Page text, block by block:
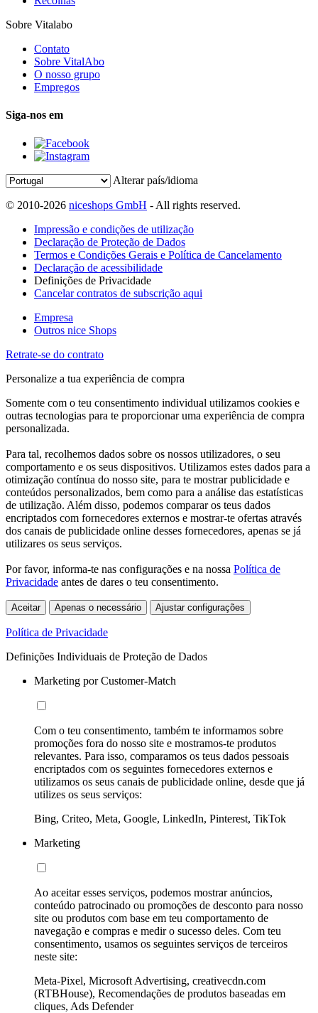
Sobre Vitalabo
Contato
Sobre VitalAbo
O nosso grupo
Empregos
Siga-nos em
Alterar país/idioma
© 2010-2026 niceshops GmbH - All rights reserved.
Impressão e condições de utilização
Declaração de Proteção de Dados
Termos e Condições Gerais e Política de Cancelamento
Declaração de acessibilidade
Definições de Privacidade
Cancelar contratos de subscrição aqui
Empresa
Outros nice Shops
Retrate-se do contrato
Personalize a tua experiência de compra
Somente com o teu consentimento individual utilizamos cookies e
outras tecnologias para te proporcionar uma experiência de compra
personalizada.
Para tal, recolhemos dados sobre os nossos utilizadores, o seu
comportamento e os seus dispositivos. Utilizamos estes dados para a
otimização contínua do nosso site, para te mostrar publicidade e
conteúdos personalizados, bem como para a análise das estatísticas
de utilização. Além disso, podemos comparar os teus dados
encriptados com fornecedores externos e mostrar-te ofertas através
dos canais de publicidade online desses fornecedores, apenas se já
utilizares os seus serviços.
Por favor, informa-te nas configurações e na nossa Política de
Privacidade antes de dares o teu consentimento.
Aceitar Apenas o necessário Ajustar configurações
Política de Privacidade
Definições Individuais de Proteção de Dados
Marketing por Customer-Match
Com o teu consentimento, também te informamos sobre
promoções fora do nosso site e mostramos-te produtos
relevantes. Para isso, comparamos os teus dados pessoais
encriptados com os seguintes fornecedores externos e
utilizamos os seus canais de publicidade online, desde que já
utilizes os seus serviços:
Bing, Criteo, Meta, Google, LinkedIn, Pinterest, TikTok
Marketing
Ao aceitar esses serviços, podemos mostrar anúncios,
conteúdo patrocinado ou promoções de desconto para nosso
site ou produtos com base em teu comportamento de
navegação e compras e medir o sucesso deles. Com teu
consentimento, usamos os seguintes serviços de terceiros
neste site:
Meta-Pixel, Microsoft Advertising, creativecdn.com
(RTBHouse), Recomendações de produtos baseadas em
cliques, Ads Defender